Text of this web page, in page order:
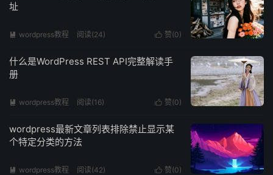
址
 赞(0)
 wordpress教程 阅读(24)
什么是WordPress REST API完整解读手
册
 赞(0)
 wordpress教程 阅读(16)
wordpress最新文章列表排除禁止显示某
个特定分类的方法
 赞(0)
 wordpress教程 阅读(42)